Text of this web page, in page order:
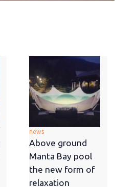
news
Above ground
Manta Bay pool
the new form of
relaxation